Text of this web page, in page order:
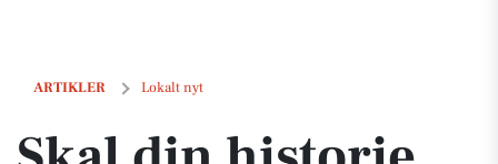
ARTIKLER Lokalt nyt
Skal din historie være en del af et nyt gavlmaleri